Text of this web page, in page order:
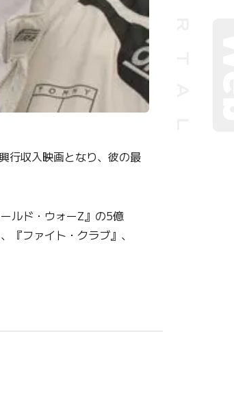
行収入映画となり、彼の最
ルド・ウォーZ』の5億
ファイト・クラブ』、